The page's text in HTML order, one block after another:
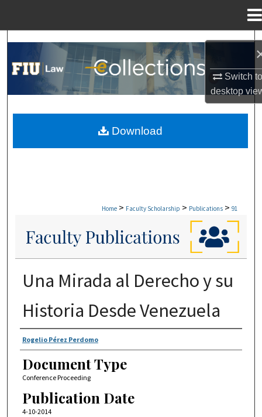
Switch
desktop
Search
Browse Collections
About
Home > Faculty Scholarship > Publications > 91
FACULTY PUBLICATIONS
Una Mirada al Derecho y su
Historia Desde Venezuela
Authors
Rogelio Pérez Perdomo
Document Type
Conference Proceeding
Publication Date
4-10-2014
Download